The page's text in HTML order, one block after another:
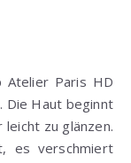
Atelier Paris HD
Die Haut beginnt
zu glänzen.
es verschmiert